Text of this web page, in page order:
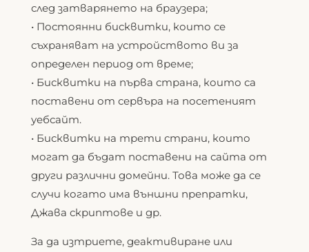
след затварянето на браузера;
• Постоянни бисквитки, които се
съхраняват на устройството ви за
определен период от време;
• Бисквитки на първа страна, които са
поставени от сервъра на посетеният
уебсайт.
• Бисквитки на трети страни, които
могат да бъдат поставени на сайта от
други различни домейни. Това може да се
случи когато има външни препратки,
Джава скриптове и др.
За да изтриете, деактивиране или